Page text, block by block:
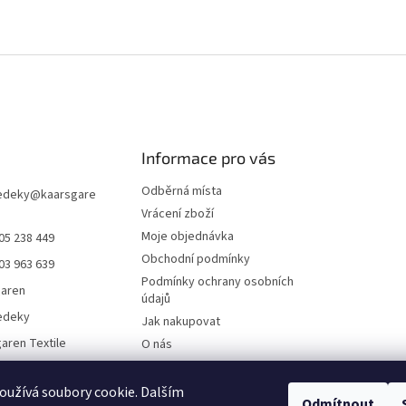
soubory cookie. Dalším
@kaarsgare
238 449
963 639
Textile
Informace pro vás
Odběrná místa
Vrácení zboží
Moje objednávka
Obchodní podmínky
Podmínky ochrany osobních
údajů
Jak nakupovat
O nás
On-line platby